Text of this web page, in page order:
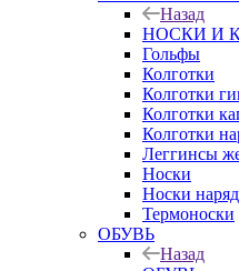
Назад
НОСКИ И
Гольфы
Колготки
Колготки
Колготки
Колготки
Леггинсы
Носки
Носки
Термоноски
ОБУВЬ
Назад